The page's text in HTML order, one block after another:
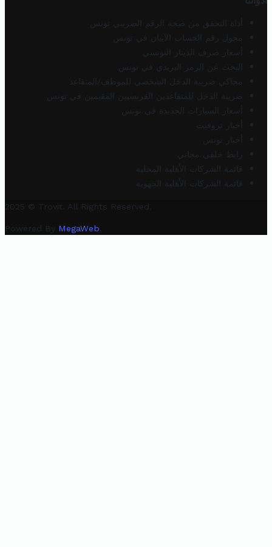
أداة التحقق من صحة الرقم الضريبي تونس
محول رقم الحساب الآيبان في تونس
أسعار صرف الدينار التونسي
البحث عن الرمز البريدي في تونس
محاكي ضريبة الدخل الشخصي للموظف/المتقاعد
ضريبة الدخل للمتقاعدين الفرنسيين المقيمين في تونس
أسعار السيارات الجديدة في تونس
أخبار تروفيت
أخبار تونس
رابط خلفي مجاني
قائمة الشركات الأهلية المحلية
قائمة الشركات الأهلية الجهوية
2025 © Trovit. All Rights Reserved.
Powered By MegaWeb